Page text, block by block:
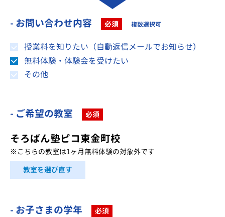
- お問い合わせ内容 必須 複数選択可
授業料を知りたい（自動返信メールでお知らせ）
無料体験・体験会を受けたい
その他
- ご希望の教室 必須
そろばん塾ピコ東金町校
※こちらの教室は1ヶ月無料体験の対象外です
教室を選び直す
- お子さまの学年 必須